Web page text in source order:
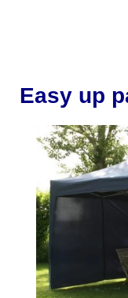
Easy up